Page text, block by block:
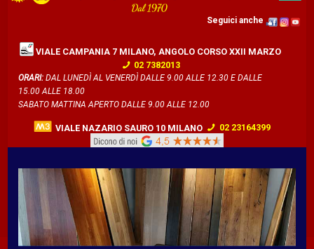
Seguici anche
VIALE CAMPANIA 7 MILANO, ANGOLO CORSO XXII MARZO
02 7382013
ORARI: DAL LUNEDÌ AL VENERDÌ DALLE 9.00 ALLE 12.30 E DALLE
15.00 ALLE 18.00
SABATO MATTINA APERTO DALLE 9.00 ALLE 12.00
VIALE NAZARIO SAURO 10 MILANO 02 23164399
ALLE 19.00